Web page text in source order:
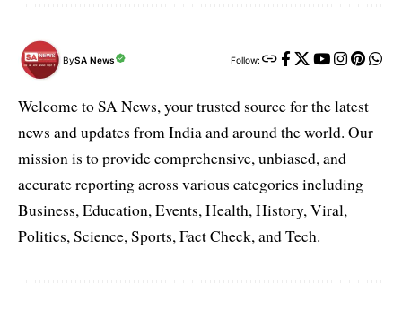
BySA News Follow:
Welcome to SA News, your trusted source for the latest
news and updates from India and around the world. Our
mission is to provide comprehensive, unbiased, and
accurate reporting across various categories including
Business, Education, Events, Health, History, Viral,
Politics, Science, Sports, Fact Check, and Tech.